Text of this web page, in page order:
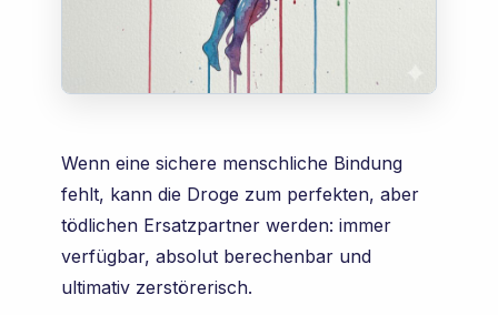
Wenn eine sichere menschliche Bindung
fehlt, kann die Droge zum perfekten, aber
tödlichen Ersatzpartner werden: immer
verfügbar, absolut berechenbar und
ultimativ zerstörerisch.